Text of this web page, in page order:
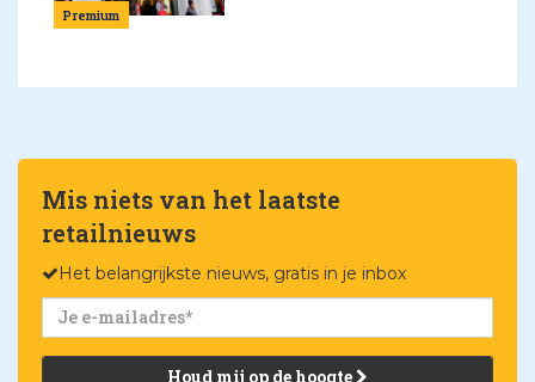
Premium
Mis niets van het laatste
retailnieuws
Het belangrijkste nieuws, gratis in je inbox
Houd mij op de hoogte